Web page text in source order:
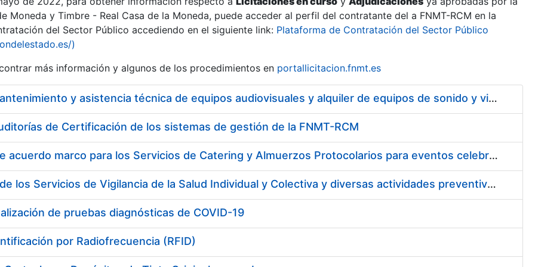
Moneda y Timbre - Real Casa de la Moneda, puede acceder al perfil del contratante del a FNMT-RCM en la
del Sector Público accediendo en el siguiente link: Plataforma de Contratación del Sector Público
)
más información y algunos de los procedimientos en portallicitacion.fnmt.es
Servicio de mantenimiento y asistencia técnica de equipos audiovisuales y alquiler de equipos de sonido y video y de interpretación simultánea en las instalaciones de la FNMT-RCM en Madrid
de Certificación de los sistemas de gestión de la FNMT-RCM
Suscripción de acuerdo marco para los Servicios de Catering y Almuerzos Protocolarios para eventos celebrados en la Real Casa de la Moneda – Fábrica Nacional de Moneda y Timbre
Contratación de los Servicios de Vigilancia de la Salud Individual y Colectiva y diversas actividades preventivas y sanitarias
de pruebas diagnósticas de COVID-19
por Radiofrecuencia (RFID)